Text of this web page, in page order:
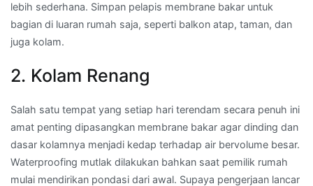
lebih sederhana. Simpan pelapis membrane bakar untuk
bagian di luaran rumah saja, seperti balkon atap, taman, dan
juga kolam.
2. Kolam Renang
Salah satu tempat yang setiap hari terendam secara penuh ini
amat penting dipasangkan membrane bakar agar dinding dan
dasar kolamnya menjadi kedap terhadap air bervolume besar.
Waterproofing mutlak dilakukan bahkan saat pemilik rumah
mulai mendirikan pondasi dari awal. Supaya pengerjaan lancar